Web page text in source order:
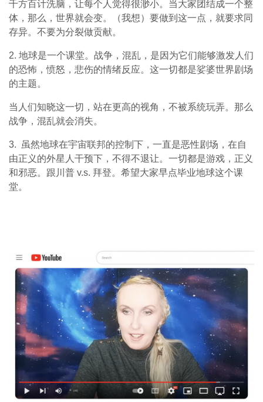
千方百计洗脑，让每个人觉得很渺小。当大家团结成一个整
体，那么，世界就会变。（我想）要做到这一点，就要求同
存异。不要为分裂做贡献。
2. 地球是一个课堂。战争，混乱，是因为它们能够激发人们
的恐怖，愤怒，悲伤的情绪反应。这一切都是娑婆世界剧场
的主题。
当人们知晓这一切，站在更高的视角，不被系统玩弄。那么
战争，混乱就会消失。
3. 虽然地球在宇宙联邦的控制下，一直是恶性剧场，在自
由正义的外星人干预下，不得不退让。一切都是游戏，正义
和邪恶。跟川普 v.s. 拜登。希望大家早点毕业地球这个课
堂。